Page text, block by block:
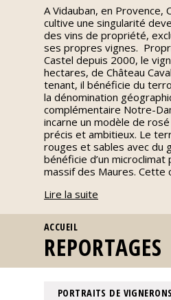
Notes
de
dégustation
Sommelleries
Le
magazine
la
A Vidauban, en Provence,
cultive une singularité
des vins de propriété,
ses propres vignes.
Castel depuis 2000, le
hectares, de Château
tenant, il bénéficie du
la dénomination
complémentaire Notre-
incarne un modèle de
précis et ambitieux. Le
rouges et sables avec du
bénéficie d’un
massif des Maures. Cette
Lire la suite
VOUS ÊTES ICI
ACCUEIL
REPORTAGES
PORTRAITS DE VIGNERONS